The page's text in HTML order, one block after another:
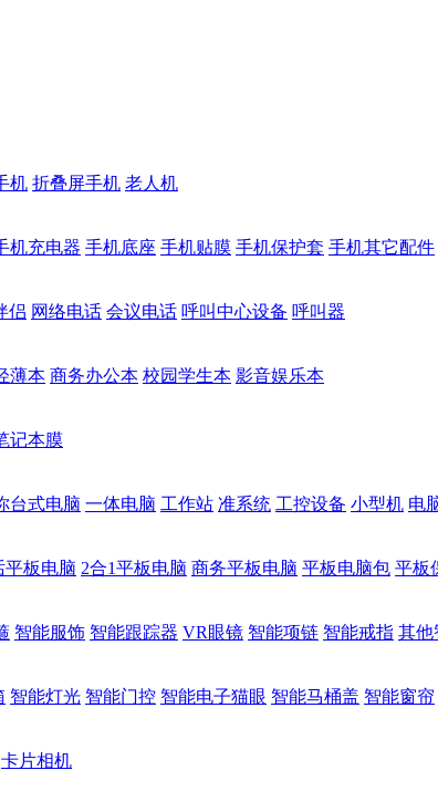
机 折叠屏手机 老人机
机充电器 手机底座 手机贴膜 手机保护套 手机其它配件
侣 网络电话 会议电话 呼叫中心设备 呼叫器
薄本 商务办公本 校园学生本 影音娱乐本
记本膜
台式电脑 一体电脑 工作站 准系统 工控设备 小型机 电
平板电脑 2合1平板电脑 商务平板电脑 平板电脑包 平板
智能服饰 智能跟踪器 VR眼镜 智能项链 智能戒指 其他
智能灯光 智能门控 智能电子猫眼 智能马桶盖 智能窗帘
卡片相机